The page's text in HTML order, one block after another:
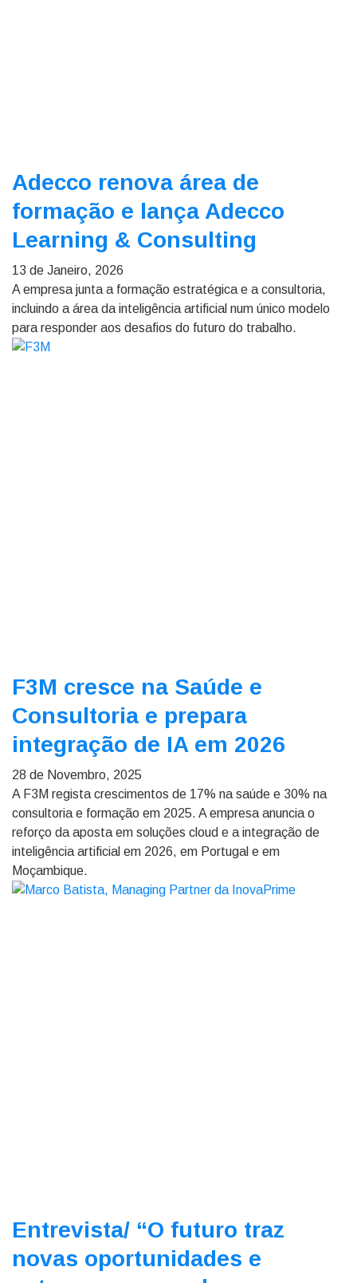
Adecco renova área de
formação e lança Adecco
Learning & Consulting
13 de Janeiro, 2026
A empresa junta a formação estratégica e a consultoria,
incluindo a área da inteligência artificial num único modelo
para responder aos desafios do futuro do trabalho.
F3M cresce na Saúde e
Consultoria e prepara
integração de IA em 2026
28 de Novembro, 2025
A F3M regista crescimentos de 17% na saúde e 30% na
consultoria e formação em 2025. A empresa anuncia o
reforço da aposta em soluções cloud e a integração de
inteligência artificial em 2026, em Portugal e em
Moçambique.
Entrevista/ “O futuro traz
novas oportunidades e